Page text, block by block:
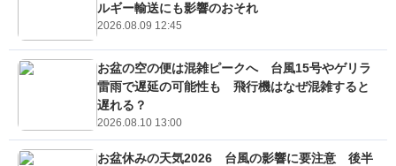
ルギー輸送にも影響のおそれ
2026.08.09 12:45
お盆の空の便は混雑ピークへ 台風15号やゲリラ
雷雨で遅延の可能性も 飛行機はなぜ混雑すると
遅れる？
2026.08.10 13:00
お盆休みの天気2026 台風の影響に要注意 後半